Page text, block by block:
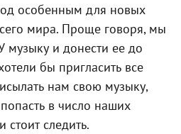
особенным для новых
мира. Проще говоря, мы
и донести ее до
бы пригласить все
нам свою музыку,
в число наших
стоит следить.